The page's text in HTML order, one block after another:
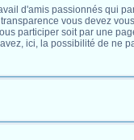
d'amis passionnés qui
vous devez
participer soit par une
ici, la possibilité de ne